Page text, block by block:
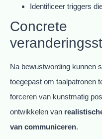
Identificeer triggers
Concrete
Na bewustwording kunnen
toegepast om taalpatronen
forceren van kunstmatig
ontwikkelen van
van communiceren.